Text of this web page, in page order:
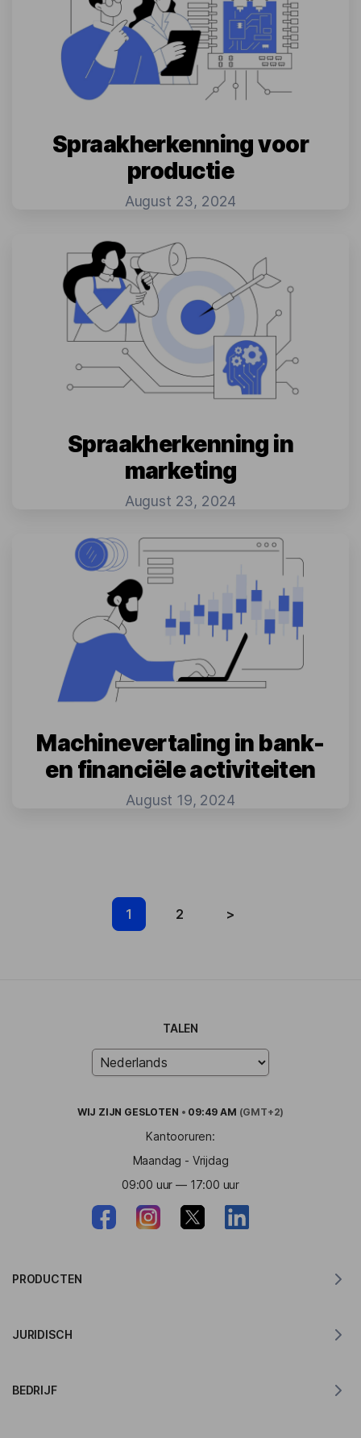
Spraakherkenning voor
productie
August 23, 2024
Spraakherkenning in
marketing
August 23, 2024
Machinevertaling in bank-
en financiële activiteiten
August 19, 2024
1 2 >
TALEN
WIJ ZIJN GESLOTEN • 09:49 AM (GMT+2)
Kantooruren:
Maandag - Vrijdag
09:00 uur — 17:00 uur
PRODUCTEN
JURIDISCH
BEDRIJF